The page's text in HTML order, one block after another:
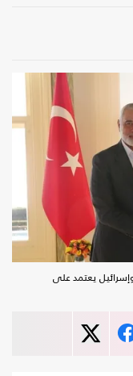
يعتمد على